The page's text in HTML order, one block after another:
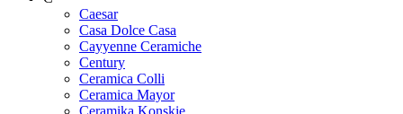
Caesar
Casa Dolce Casa
Cayyenne Ceramiche
Century
Ceramica Colli
Ceramica Mayor
Ceramika Konskie